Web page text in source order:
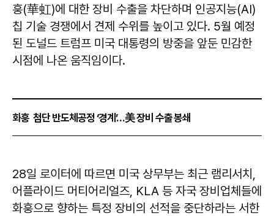
훙(華虹)에 대한 장비 수출을 차단하며 인공지능(AI)
칩 기술 경쟁에서 견제 수위를 높이고 있다. 5월 예정
된 도널드 트럼프 미국 대통령의 방중을 앞둔 민감한
시점에 나온 움직임이다.
화훙 첨단 반도체공정 ‘경계’…美 장비 수출 봉쇄
28일 로이터에 따르면 미국 상무부는 최근 램리서치,
어플라이드 머티어리얼즈, KLA 등 자국 장비업체들에
화훙으로 향하는 특정 장비의 선적을 중단하라는 서한